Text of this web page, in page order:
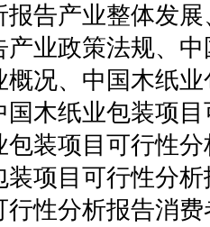
报告产业整体发
产业政策法规、
况、中国木纸
木纸业包装项
包装项目可行性
项目可行性分
性分析报告消